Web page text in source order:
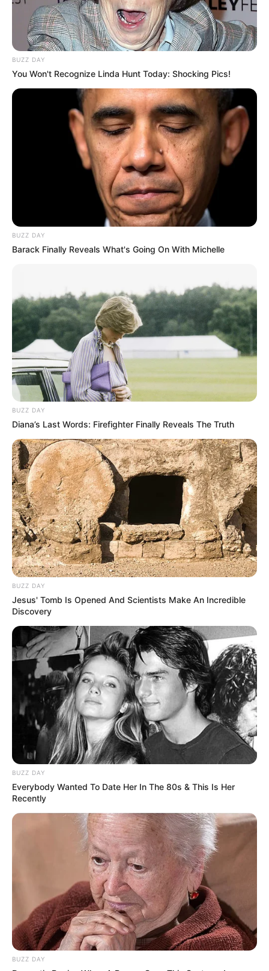
Defesa Civil estadual alerta para
riscos de tempestades neste final
de semana; vídeo
Caso for pegar a estrada, os cuidados com a segurança são
indispensáveis na hora de dirigir e devem ser redobrados
nessa época, também devido às fortes chuvas.
Fonte: Da Redação
PREVISÃO 17/02/2023 Foto: Defesa Civil
ShareFacebookWhatsAppTelegramMessenger
X
Caso for pegar a estrada, os cuidados com a segurança são
indispensáveis na hora de dirigir
e devem ser redobrados nessa época, também devido às fortes
BUZZ DAY
You Won't Recognize Linda Hunt Today: Shocking Pics!
BUZZ DAY
Barack Finally Reveals What's Going On With Michelle
BUZZ DAY
Diana’s Last Words: Firefighter Finally Reveals The Truth
BUZZ DAY
Jesus' Tomb Is Opened And Scientists Make An Incredible
Discovery
BUZZ DAY
Everybody Wanted To Date Her In The 80s & This Is Her
Recently
BUZZ DAY